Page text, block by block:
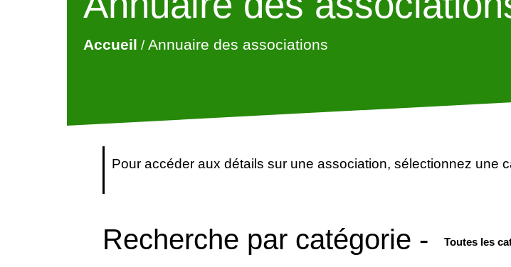
Accueil /Annuaire des associations
Pour accéder aux détails sur une association, sélectionnez une
Recherche par catégorie - Toutes les